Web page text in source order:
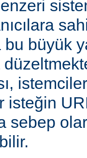
bu büyük
isteğin
sebep